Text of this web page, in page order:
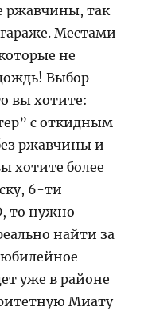
ржавчины, так
Местами
не
Выбор
вы хотите:
с откидным
ржавчины и
хотите более
6-ти
то нужно
найти за
уже в районе
Миату